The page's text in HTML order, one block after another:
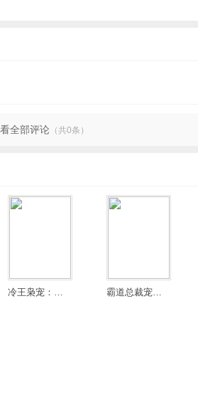
全部评论（共0条）
冷王枭宠：庶女嫡妃 霸道总裁宠翻天